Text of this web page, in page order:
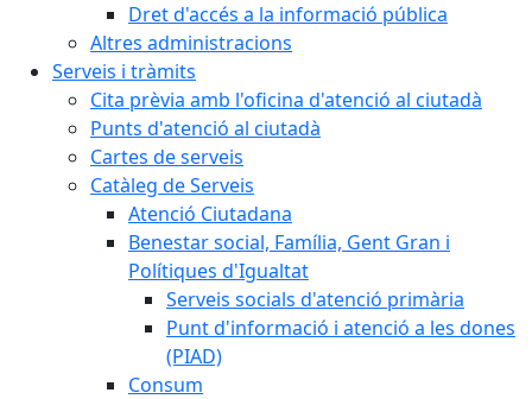
Dret d'accés a la informació pública
Altres administracions
Serveis i tràmits
Cita prèvia amb l'oficina d'atenció al ciutadà
Punts d'atenció al ciutadà
Cartes de serveis
Catàleg de Serveis
Atenció Ciutadana
Benestar social, Família, Gent Gran i
Polítiques d'Igualtat
Serveis socials d'atenció primària
Punt d'informació i atenció a les dones
(PIAD)
Consum